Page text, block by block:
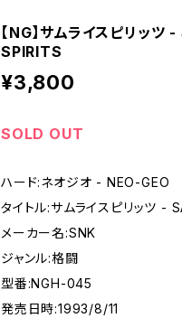
【NG】サムライスピリッ
SPIRITS
¥3,800
SOLD OUT
ハード:ネオジオ - NEO-GEO
タイトル:サムライスピリッツ -
メーカー名:SNK
ジャンル:格闘
型番:NGH-045
発売日時:1993/8/11